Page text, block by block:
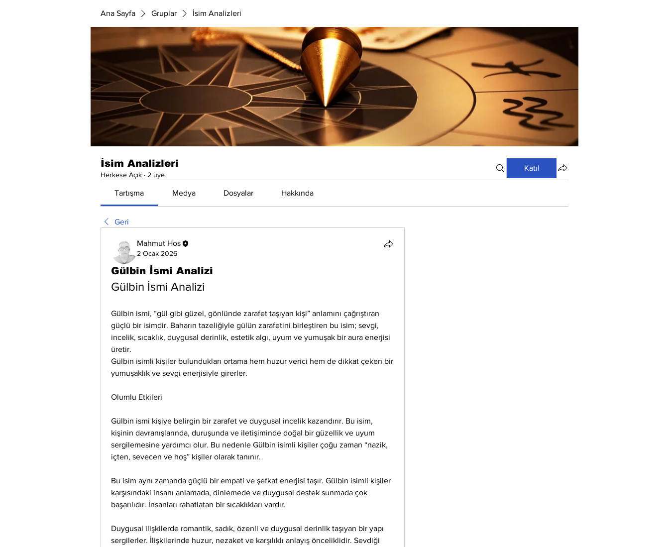
Ana Sayfa Gruplar İsim Analizleri
İsim Analizleri
Herkese Açık · 2 üye
Katıl
Tartışma Medya Dosyalar Hakkında
Geri
Mahmut Hos
2 Ocak 2026
Gülbin İsmi Analizi
Gülbin İsmi Analizi
Gülbin ismi, “gül gibi güzel, gönlünde zarafet taşıyan kişi” anlamını çağrıştıran
güçlü bir isimdir. Baharın tazeliğiyle gülün zarafetini birleştiren bu isim; sevgi,
incelik, sıcaklık, duygusal derinlik, estetik algı, uyum ve yumuşak bir aura enerjisi
üretir.
Gülbin isimli kişiler bulundukları ortama hem huzur verici hem de dikkat çeken bir
yumuşaklık ve sevgi enerjisiyle girerler.
Olumlu Etkileri
Gülbin ismi kişiye belirgin bir zarafet ve duygusal incelik kazandırır. Bu isim,
kişinin davranışlarında, duruşunda ve iletişiminde doğal bir güzellik ve uyum
sergilemesine yardımcı olur. Bu nedenle Gülbin isimli kişiler çoğu zaman “nazik,
içten, sevecen ve hoş” kişiler olarak tanınır.
Bu isim aynı zamanda güçlü bir empati ve şefkat enerjisi taşır. Gülbin isimli kişiler
karşısındaki insanı anlamada, dinlemede ve duygusal destek sunmada çok
başarılıdır. İnsanları rahatlatan bir sıcaklıkları vardır.
Duygusal ilişkilerde romantik, sadık, özenli ve duygusal derinlik taşıyan bir yapı
sergilerler. İlişkilerinde huzur, nezaket ve karşılıklı anlayış önceliklidir. Sevdiği